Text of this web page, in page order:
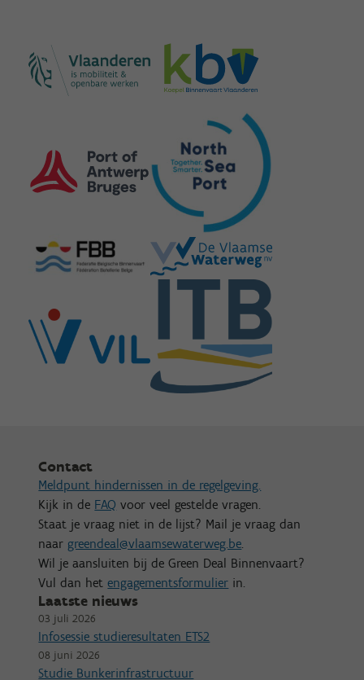
Contact
Meldpunt hindernissen in de regelgeving.
Kijk in de FAQ voor veel gestelde vragen.
Staat je vraag niet in de lijst? Mail je vraag dan
naar greendeal@vlaamsewaterweg.be.
Wil je aansluiten bij de Green Deal Binnenvaart?
Vul dan hetengagementsformulier in.
Laatste nieuws
03 juli 2026
Infosessie studieresultaten ETS2
08 juni 2026
Studie Bunkerinfrastructuur